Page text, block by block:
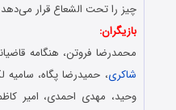
چیز را تحت الشعاع قرار
بازیگران:
محمدرضا فروتن، هنگامه
شاکری، حمیدرضا پگاه، سامیه
وحید، مهدی احمدی، امیر